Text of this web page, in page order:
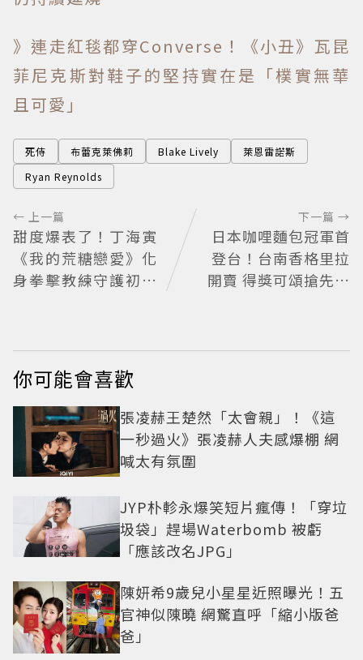
》連走紅毯都穿Converse！《小丑》瓦昆
菲尼克斯對鞋子的堅持實在是「樸實無華
且可愛」
死侍 布蕾克萊佛莉 Blake Lively
萊恩雷諾斯
Ryan Reynolds
← 上一篇
甜度爆表了！丁海寅
《我的荒糖戀愛》化
身拳擊教練守護初戀
下一篇 →
日本咖哩麵包冠軍首
登台！台南香格里拉
開賣 得獎可頌搶先日
你可能會喜歡
張凌赫王楚然「太會親」！《這
一秒過火》張凌赫人夫感爆棚 網
喊太有氛圍
JYP朴軫永爆笑短片瘋傳！「穿垃
圾袋」趕場Waterbomb 被虧
「應該改名JPG」
陳妍希9歲兒小星星近照曝光！五
官神似陳曉 網驚直呼「縮小版爸
爸」